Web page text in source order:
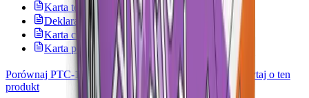
Karta techniczna
Deklaracja właściwości użytkowych
Karta charakterystyki
Karta produktu
Porównaj PTC-10, PTC-11, PTC-12 i PTC-15
Zapytaj o ten
produkt